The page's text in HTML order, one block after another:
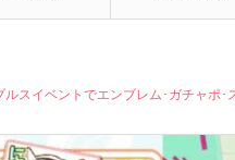
スイベントでエンブレム･ガチャポ･